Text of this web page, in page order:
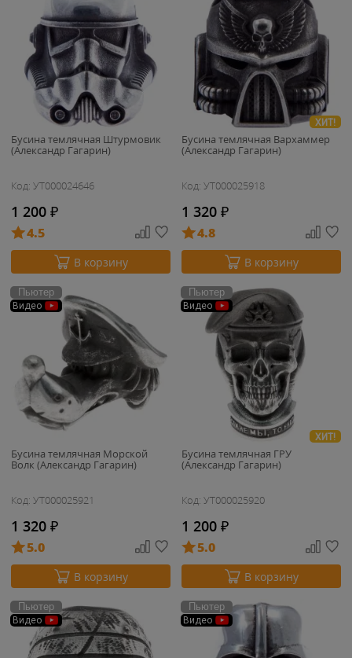
Бусина темлячная Штурмовик
(Александр Гагарин)
Код: УТ000024646
1 200 ₽
4.5
В корзину
ХИТ!
Бусина темлячная Вархаммер
(Александр Гагарин)
Код: УТ000025918
1 320 ₽
4.8
В корзину
Пьютер
Видео
Бусина темлячная Морской
Волк (Александр Гагарин)
Код: УТ000025921
1 320 ₽
5.0
В корзину
Пьютер
Видео
ХИТ!
Бусина темлячная ГРУ
(Александр Гагарин)
Код: УТ000025920
1 200 ₽
5.0
В корзину
Пьютер
Видео
Пьютер
Видео